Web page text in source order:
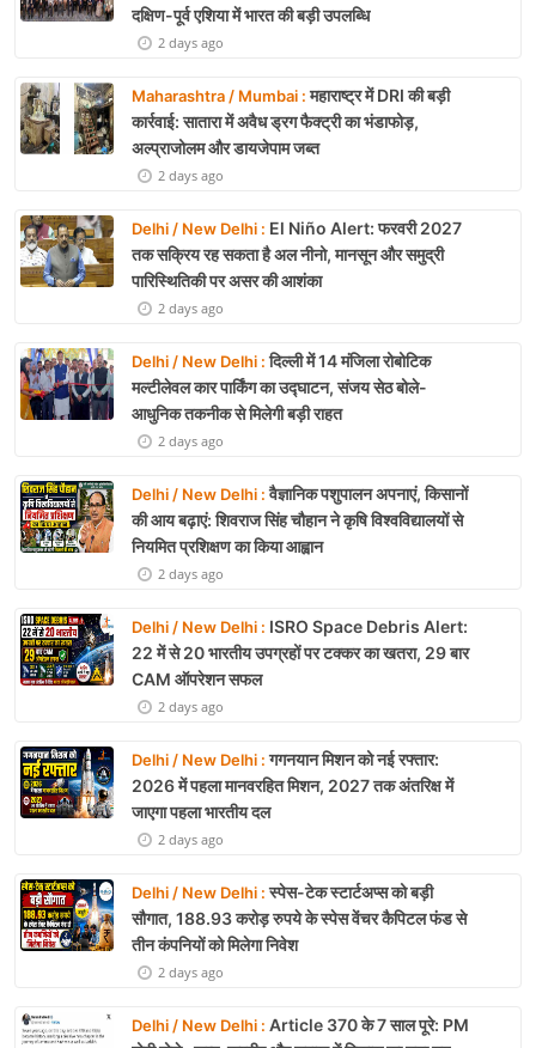
दक्षिण-पूर्व एशिया में भारत की बड़ी उपलब्धि
2 days ago
Maharashtra / Mumbai :महाराष्ट्र में DRI की बड़ी
कार्रवाई: सातारा में अवैध ड्रग फैक्ट्री का भंडाफोड़,
अल्प्राजोलम और डायजेपाम जब्त
2 days ago
Delhi / New Delhi : El Niño Alert: फरवरी 2027
तक सक्रिय रह सकता है अल नीनो, मानसून और समुद्री
पारिस्थितिकी पर असर की आशंका
2 days ago
Delhi / New Delhi :दिल्ली में 14 मंजिला रोबोटिक
मल्टीलेवल कार पार्किंग का उद्घाटन, संजय सेठ बोले-
आधुनिक तकनीक से मिलेगी बड़ी राहत
2 days ago
Delhi / New Delhi :वैज्ञानिक पशुपालन अपनाएं, किसानों
की आय बढ़ाएं: शिवराज सिंह चौहान ने कृषि विश्वविद्यालयों से
नियमित प्रशिक्षण का किया आह्वान
2 days ago
Delhi / New Delhi : ISRO Space Debris Alert:
22 में से 20 भारतीय उपग्रहों पर टक्कर का खतरा, 29 बार
CAM ऑपरेशन सफल
2 days ago
Delhi / New Delhi :गगनयान मिशन को नई रफ्तार:
2026 में पहला मानवरहित मिशन, 2027 तक अंतरिक्ष में
जाएगा पहला भारतीय दल
2 days ago
Delhi / New Delhi :स्पेस-टेक स्टार्टअप्स को बड़ी
सौगात, 188.93 करोड़ रुपये के स्पेस वेंचर कैपिटल फंड से
तीन कंपनियों को मिलेगा निवेश
2 days ago
Delhi / New Delhi : Article 370 के 7 साल पूरे: PM